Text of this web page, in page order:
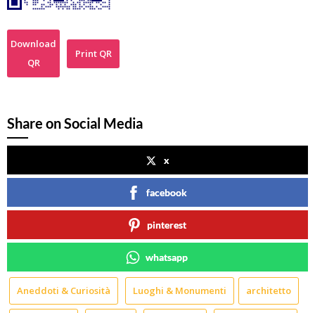
Download
QR
Print QR
Share on Social Media
x
facebook
pinterest
whatsapp
Aneddoti & Curiosità Luoghi & Monumenti architetto